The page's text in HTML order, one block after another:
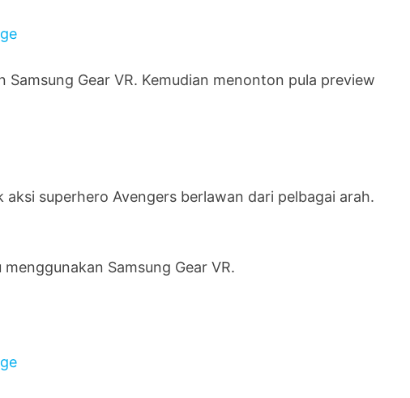
Gear VR. Kemudian menonton pula preview
superhero Avengers berlawan dari pelbagai arah.
Samsung Gear VR.